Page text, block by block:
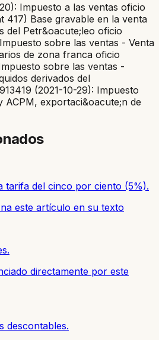
Impuesto a las ventas oficio
417) Base gravable en la venta
del Petr&oacute;leo oficio
sobre las ventas - Venta
de zona franca oficio
sobre las ventas -
derivados del
(2021-10-29): Impuesto
ACPM, exportaci&oacute;n de
tarifa del cinco por ciento (5%).
este artículo en su texto
directamente por este
descontables.